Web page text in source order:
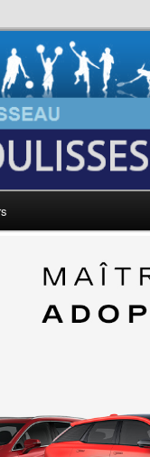
Les